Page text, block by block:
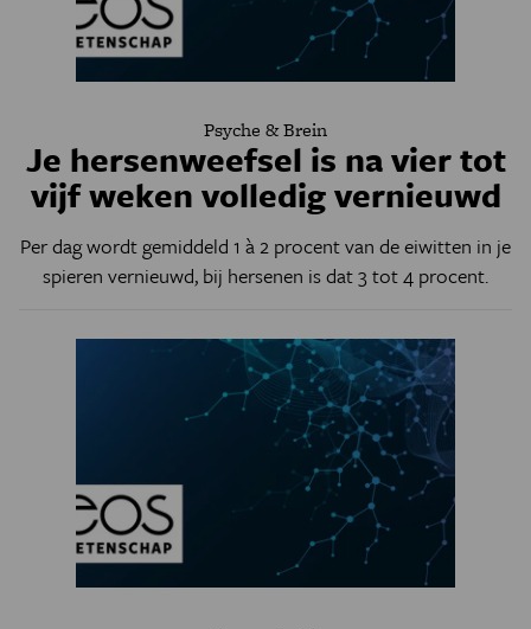
Psyche & Brein
Je hersenweefsel is na vier tot
vijf weken volledig vernieuwd
Per dag wordt gemiddeld 1 à 2 procent van de eiwitten in je
spieren vernieuwd, bij hersenen is dat 3 tot 4 procent.